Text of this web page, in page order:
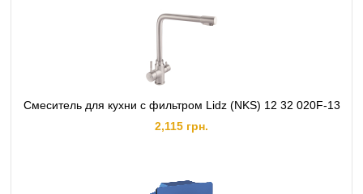
Смеситель для кухни с фильтром Lidz (NKS) 12 32 020F-13
2,115 грн.